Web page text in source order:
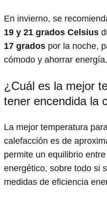
En invierno, se
19 y 21 grados Celsius
17 grados por la noche,
cómodo y ahorrar energía.
¿Cuál es la mejor
tener encendida la
La mejor temperatura
calefacción es de
permite un equilibrio
energético, sobre todo si
medidas de eficiencia